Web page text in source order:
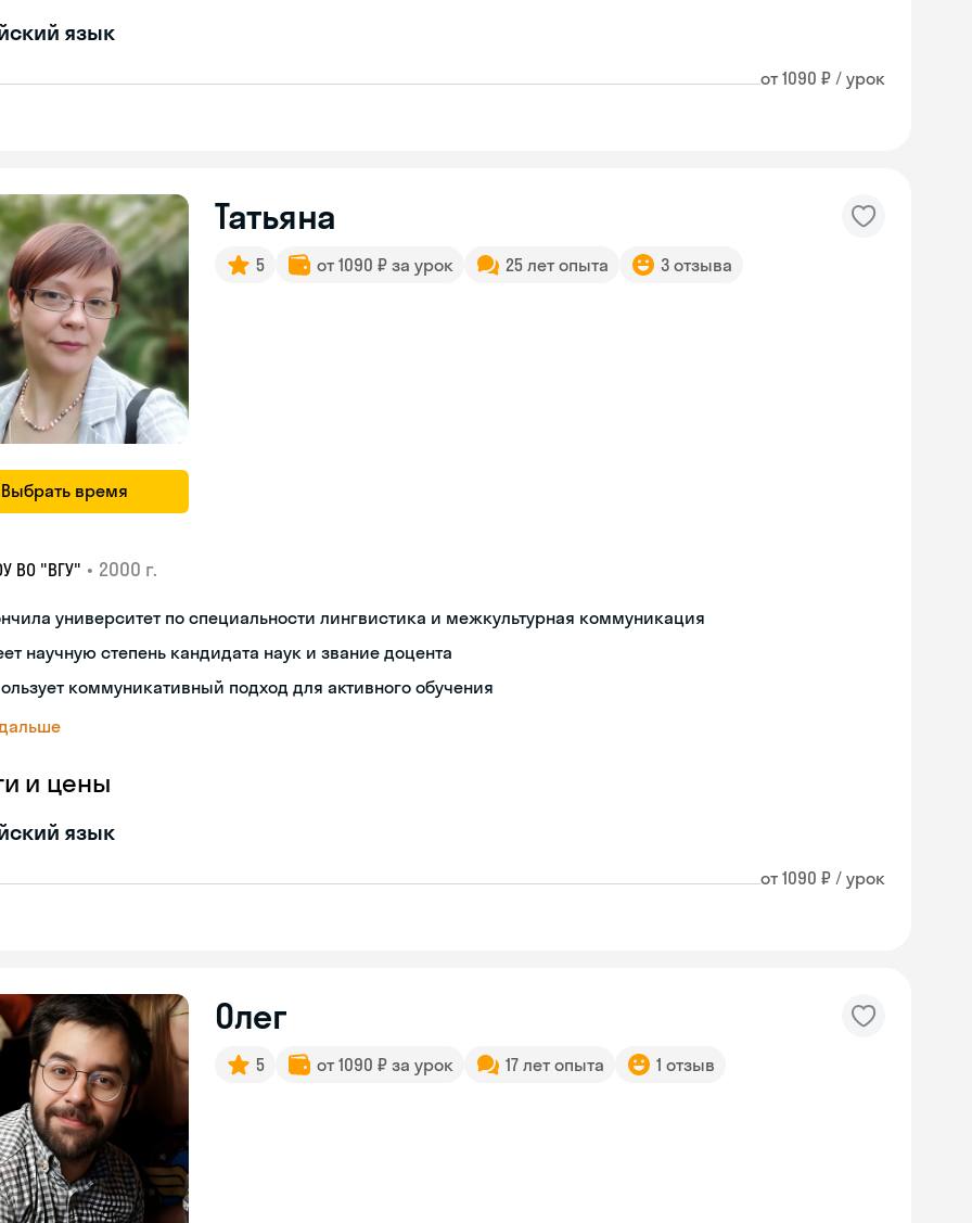
язык
от 1090 ₽ / урок
Выбрать время
Татьяна
5 от 1090 ₽ за урок 25 лет опыта 3 отзыва
ВО "ВГУ" • 2000 г.
университет по специальности лингвистика и межкультурная коммуникация
научную степень кандидата наук и звание доцента
коммуникативный подход для активного обучения
и цены
язык
от 1090 ₽ / урок
Олег
5 от 1090 ₽ за урок 17 лет опыта 1 отзыв